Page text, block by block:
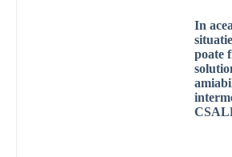
In
poate